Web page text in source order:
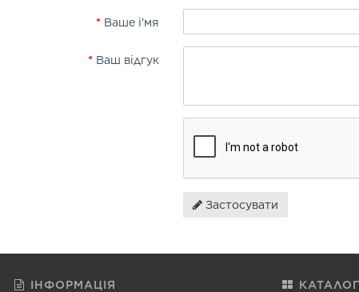
Ваше і'мя
Ваш відгук
Застосувати
ІНФОРМАЦІЯ
КАТАЛОГ